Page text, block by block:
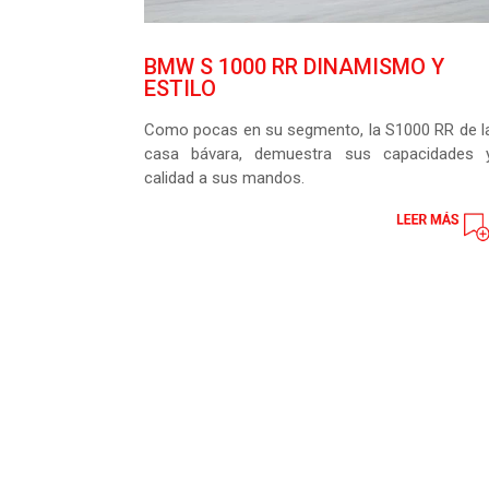
BMW S 1000 RR DINAMISMO Y
ESTILO
Como pocas en su segmento, la S1000 RR de
casa bávara, demuestra sus capacidades
calidad a sus mandos.